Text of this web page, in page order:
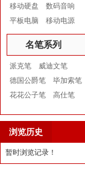
移动硬盘
数码音响
平板电脑
移动电源
名笔系列
派克笔
威迪文笔
德国公爵笔
毕加索笔
花花公子笔
高仕笔
浏览历史
暂时浏览记录！